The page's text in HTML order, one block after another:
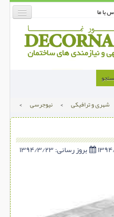
با ما
شهری و ترافیکی > نیوجرسی >
۲۳ بروز رسانی: